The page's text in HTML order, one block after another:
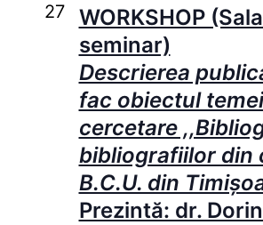
27
WORKSHOP
seminar)
Descrierea
fac obiectul
cercetare
bibliografiilor din
B.C.U. din
Prezintă: dr.